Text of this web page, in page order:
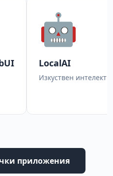
🤖
LocalAI
Изкуствен интелект
приложения